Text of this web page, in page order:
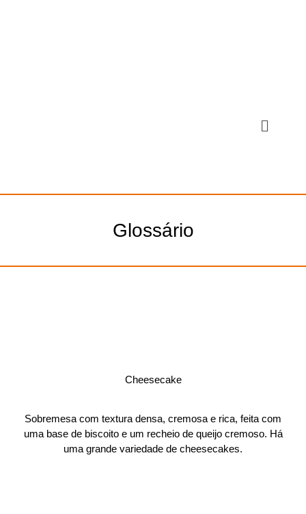
Glossário
Cheesecake
Sobremesa com textura densa, cremosa e rica, feita com
uma base de biscoito e um recheio de queijo cremoso. Há
uma grande variedade de cheesecakes.